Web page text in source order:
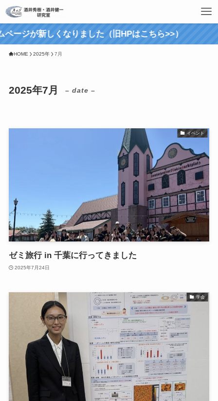
が新しくなりました（旧HPはこちら>>）
HOME 2025年 7月
2025年7月 – date –
イベント
ゼミ旅行 in 千葉に行ってきました
2025年7月24日
学会